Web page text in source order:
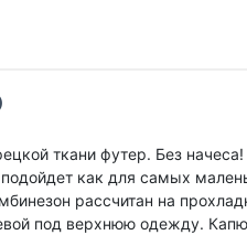
ткани футер. Без
как для самых
рассчитан на
под верхнюю одежду.